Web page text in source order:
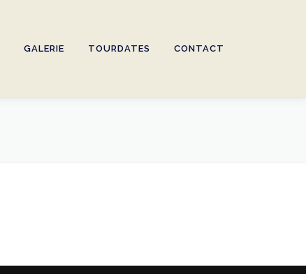
GALERIE TOURDATES CONTACT